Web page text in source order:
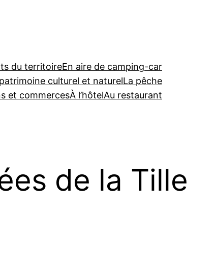
du territoireEn aire de camping-car
culturel et naturelLa pêche
et commercesÀ l’hôtelAu restaurant
de la Tille